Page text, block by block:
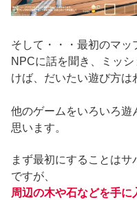
そして・・・最初のマッ
NPCに話を聞き、ミッ
けば、だいたい遊び方は
他のゲームをいろいろ遊
思います。
まず最初にすることは
ですが、
周辺の木や石などを手に